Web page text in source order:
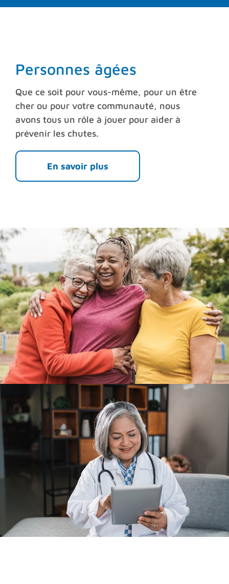
Personnes âgées
Que ce soit pour vous-même, pour un être
cher ou pour votre communauté, nous
avons tous un rôle à jouer pour aider à
prévenir les chutes.
En savoir plus